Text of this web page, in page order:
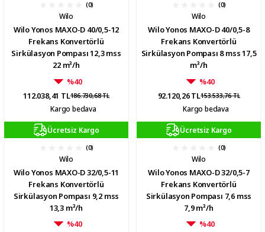
(0)
Wilo
Wilo Yonos MAXO-D 40/0,5-12
Frekans Konvertörlü
Sirkülasyon Pompası 12,3 mss
22 m³/h
%40
112.038,41 TL186.730,68 TL
Kargo bedava
(0)
Wilo
Wilo Yonos MAXO-D 40/0,5-8
Frekans Konvertörlü
Sirkülasyon Pompası 8 mss 17,5
m³/h
%40
92.120,26 TL153.533,76 TL
Kargo bedava
Ücretsiz Kargo
(0)
Wilo
Wilo Yonos MAXO-D 32/0,5-11
Frekans Konvertörlü
Sirkülasyon Pompası 9,2 mss
13,3 m³/h
%40
Ücretsiz Kargo
(0)
Wilo
Wilo Yonos MAXO-D 32/0,5-7
Frekans Konvertörlü
Sirkülasyon Pompası 7,6 mss
7,9 m³/h
%40